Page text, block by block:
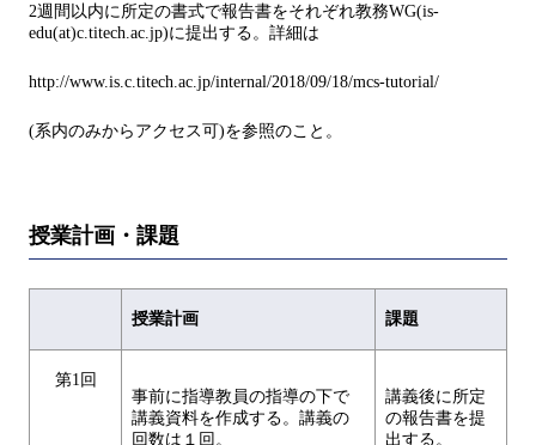
2週間以内に所定の書式で報告書をそれぞれ教務WG(is-
edu(at)c.titech.ac.jp)に提出する。詳細は
http://www.is.c.titech.ac.jp/internal/2018/09/18/mcs-tutorial/
(系内のみからアクセス可)を参照のこと。
授業計画・課題
授業計画 課題
第1回
事前に指導教員の指導の下で
講義資料を作成する。講義の
回数は１回。
講義後に所定
の報告書を提
出する。